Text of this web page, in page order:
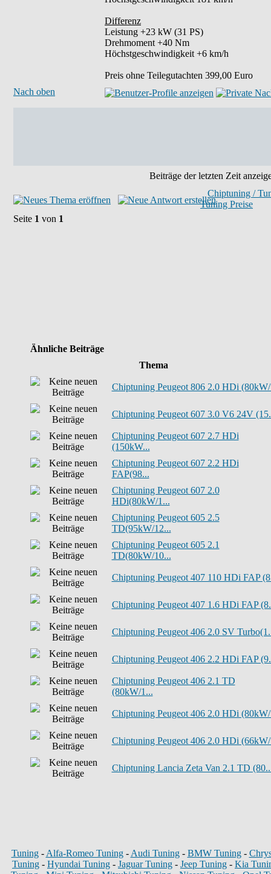
Differenz
Leistung +23 kW (31 PS)
Drehmoment +40 Nm
Höchstgeschwindigkeit +6 km/h
Preis ohne Teilegutachten 399,00 Euro
Nach oben
Beiträge der letzten Zeit
Chiptuning /
Tuning Preise
Seite 1 von 1
Ähnliche Beiträge
Thema
Chiptuning Peugeot 806 2.0 HDi
Chiptuning Peugeot 607 3.0 V6 24V
Chiptuning Peugeot 607 2.7 HDi
(150kW...
Chiptuning Peugeot 607 2.2 HDi
FAP(98...
Chiptuning Peugeot 607 2.0
HDi(80kW/1...
Chiptuning Peugeot 605 2.5
TD(95kW/12...
Chiptuning Peugeot 605 2.1
TD(80kW/10...
Chiptuning Peugeot 407 110 HDi FAP
Chiptuning Peugeot 407 1.6 HDi FAP
Chiptuning Peugeot 406 2.0 SV
Chiptuning Peugeot 406 2.2 HDi FAP
Chiptuning Peugeot 406 2.1 TD
(80kW/1...
Chiptuning Peugeot 406 2.0 HDi
Chiptuning Peugeot 406 2.0 HDi
Chiptuning Lancia Zeta Van 2.1 TD
Tuning- Alfa-Romeo Tuning- Audi Tuning- BMW Tuning-
Tuning - Hyundai Tuning - Jaguar Tuning - Jeep Tuning - Kia